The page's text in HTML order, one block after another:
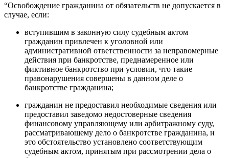
“Освобождение гражданина от обязательств не допускается в
случае, если:
вступившим в законную силу судебным актом
гражданин привлечен к уголовной или
административной ответственности за неправомерные
действия при банкротстве, преднамеренное или
фиктивное банкротство при условии, что такие
правонарушения совершены в данном деле о
банкротстве гражданина;
гражданин не предоставил необходимые сведения или
предоставил заведомо недостоверные сведения
финансовому управляющему или арбитражному суду,
рассматривающему дело о банкротстве гражданина, и
это обстоятельство установлено соответствующим
судебным актом, принятым при рассмотрении дела о